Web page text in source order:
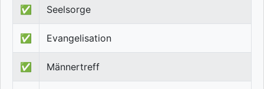
✅ Seelsorge
✅ Evangelisation
✅ Männertreff